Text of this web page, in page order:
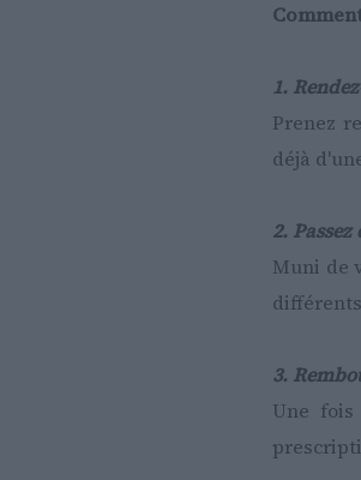
1.
Prenez
déjà
2.
Muni de
3.
Une